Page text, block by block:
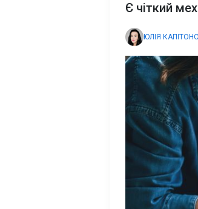
Є чіткий
ЮЛІЯ